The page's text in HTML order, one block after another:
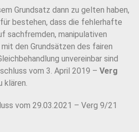
Grundsatz dann zu gelten haben,
bestehen, dass die fehlerhafte
sachfremden, manipulativen
den Grundsätzen des fairen
unvereinbar sind
vom 3. April 2019 – Verg
klären.
vom 29.03.2021 – Verg 9/21